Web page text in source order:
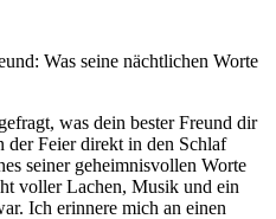
⁣Was⁤ seine nächtlichen Worte
was dein bester ⁣Freund dir
der Feier direkt‍ in den Schlaf
seiner geheimnisvollen Worte
voller Lachen, Musik‍ und ​ein
Ich erinnere mich an ⁢einen